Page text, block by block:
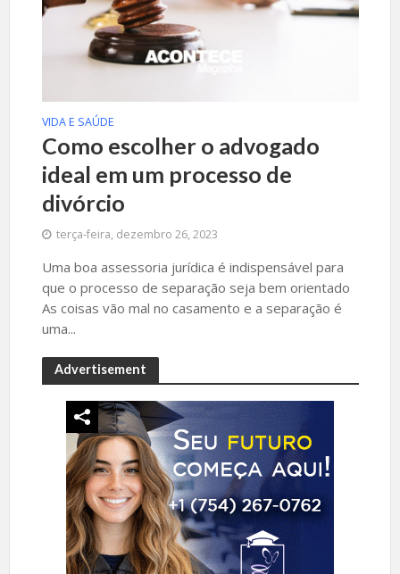
VIDA E SAÚDE
Como escolher o advogado
ideal em um processo de
divórcio
terça-feira, dezembro 26, 2023
Uma boa assessoria jurídica é indispensável para
que o processo de separação seja bem orientado
As coisas vão mal no casamento e a separação é
uma...
Advertisement